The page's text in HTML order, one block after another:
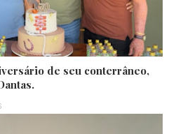
de seu conterrâneo,